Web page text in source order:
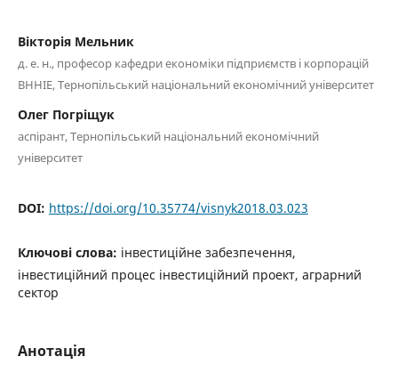
Вікторія Мельник
д. е. н., професор кафедри економіки підприємств і корпорацій
ВННІЕ, Тернопільський національний економічний університет
Олег Погріщук
аспірант, Тернопільський національний економічний
університет
DOI: https://doi.org/10.35774/visnyk2018.03.023
Ключові слова: інвестиційне забезпечення,
інвестиційний процес інвестиційний проект, аграрний
сектор
Анотація